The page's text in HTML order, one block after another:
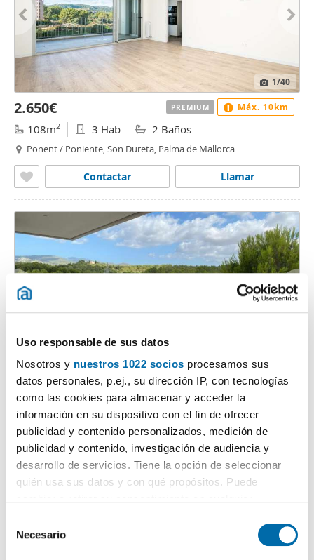
Uso responsable de sus datos
Nosotros y nuestros 1022 socios procesamos sus
datos personales, p.ej., su dirección IP, con tecnologías
como las cookies para almacenar y acceder la
información en su dispositivo con el fin de ofrecer
publicidad y contenido personalizados, medición de
publicidad y contenido, investigación de audiencia y
desarrollo de servicios. Tiene la opción de seleccionar
quién usa sus datos y con qué propósitos. Puede
el Menú de consentimiento.
Necesario
1/40
2.650€
108m2 3 Hab 2 Baños
Ponent / Poniente, Son Dureta, Palma de Mallorca
Llamar
Contactar
PREMIUM Máx. 10km
3.100€
116m2 3 Hab 2 Baños
Ponent / Poniente, Son Dureta, Palma de Mallorca
Llamar
Contactar
PREMIUM Máx. 10km